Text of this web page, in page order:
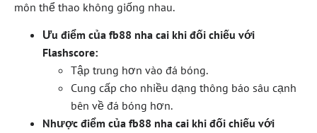
môn thể thao không giống nhau.
Ưu điểm của fb88 nha cai khi đối chiếu với
Flashscore:
Tập trung hơn vào đá bóng.
Cung cấp cho nhiều dạng thông báo sâu cạnh
bên về đá bóng hơn.
Nhược điểm của fb88 nha cai khi đối chiếu với